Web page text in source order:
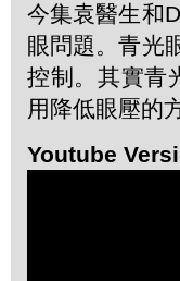
今集袁醫生和
眼問題。青光
控制。其實青
用降低眼壓的
Youtube